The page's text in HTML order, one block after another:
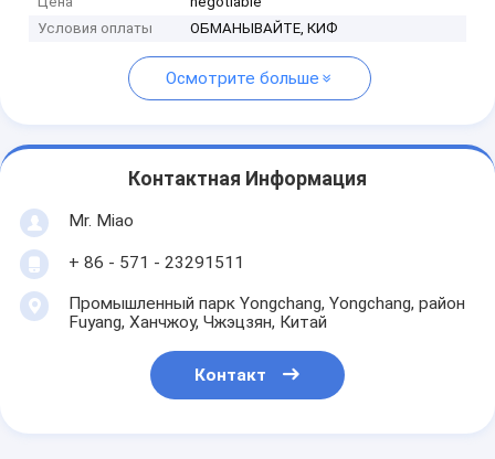
Условия оплаты
ОБМАНЫВАЙТЕ, КИФ
Осмотрите больше
Контактная Информация
Mr. Miao
+ 86 - 571 - 23291511
Промышленный парк Yongchang, Yongchang, район
Fuyang, Ханчжоу, Чжэцзян, Китай
Контакт